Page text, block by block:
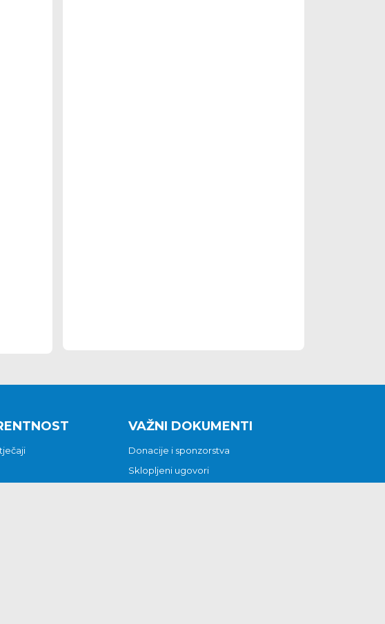
VAŽNI DOKUMENTI
Donacije i sponzorstva
Sklopljeni ugovori